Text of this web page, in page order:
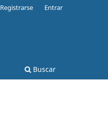
Buscar
Registrarse Entrar